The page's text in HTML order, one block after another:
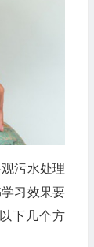
污水处理
习效果要
下几个方